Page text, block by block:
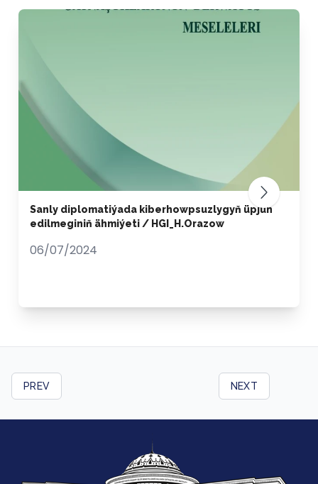
Sanly diplomatiýada kiberhowpsuzlygyň üpjün
edilmeginiň ähmiýeti / HGI_H.Orazow
06/07/2024
PREV NEXT